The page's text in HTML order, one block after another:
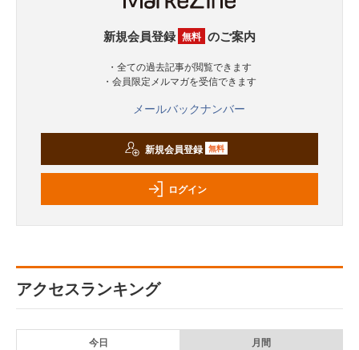
新規会員登録 無料 のご案内
・全ての過去記事が閲覧できます
・会員限定メルマガを受信できます
メールバックナンバー
新規会員登録 無料
ログイン
アクセスランキング
今日 月間